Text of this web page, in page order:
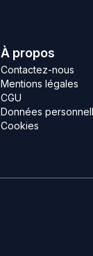
À propos
Contactez-nous
Mentions légales
CGU
Données
Cookies